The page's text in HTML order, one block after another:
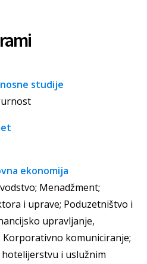
studije
ekonomija
Menadžment;
i uprave; Poduzetništvo i
upravljanje,
komuniciranje;
i uslužnim